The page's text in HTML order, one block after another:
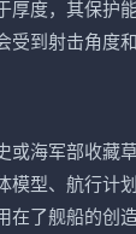
厚度，其保护
受到射击角度
或海军部收藏
模型、航行计
在了舰船的创